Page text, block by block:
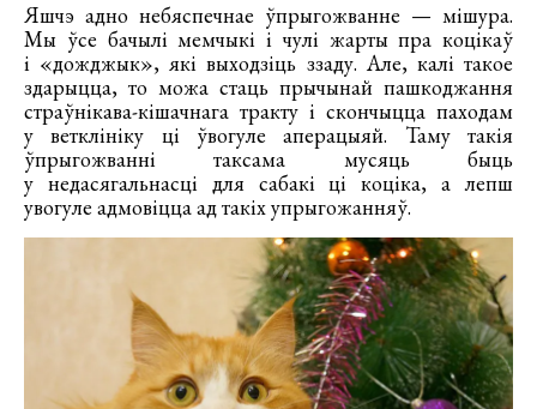
Яшчэ адно небяспечнае ўпрыгожванне — мішура.
Мы ўсе бачылі мемчыкі і чулі жарты пра коцікаў
і «дожджык», які выходзіць ззаду. Але, калі такое
здарыцца, то можа стаць прычынай пашкоджання
страўнікава-кішачнага тракту і скончыцца паходам
у ветклініку ці ўвогуле аперацыяй. Таму такія
ўпрыгожванні таксама мусяць быць
у недасягальнасці для сабакі ці коціка, а лепш
увогуле адмовіцца ад такіх упрыгожанняў.